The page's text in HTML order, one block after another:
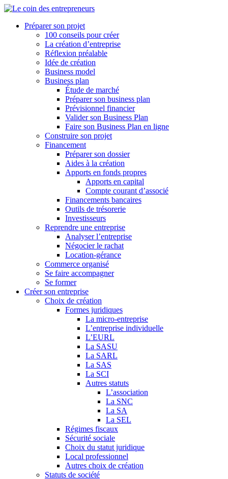
Préparer son projet
100 conseils pour créer
La création d’entreprise
Réflexion préalable
Idée de création
Business model
Business plan
Étude de marché
Préparer son business plan
Prévisionnel financier
Valider son Business Plan
Faire son Business Plan en ligne
Construire son projet
Financement
Préparer son dossier
Aides à la création
Apports en fonds propres
Apports en capital
Compte courant d’associé
Financements bancaires
Outils de trésorerie
Investisseurs
Reprendre une entreprise
Analyser l’entreprise
Négocier le rachat
Location-gérance
Commerce organisé
Se faire accompagner
Se former
Créer son entreprise
Choix de création
Formes juridiques
La micro-entreprise
L’entreprise individuelle
L’EURL
La SASU
La SARL
La SAS
La SCI
Autres statuts
L’association
La SNC
La SA
La SEL
Régimes fiscaux
Sécurité sociale
Choix du statut juridique
Local professionnel
Autres choix de création
Statuts de société